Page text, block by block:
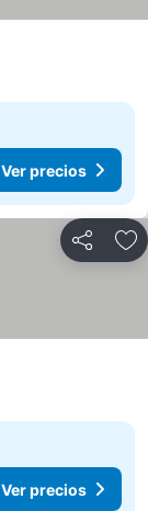
Ver precios
Compartir
Ver precios